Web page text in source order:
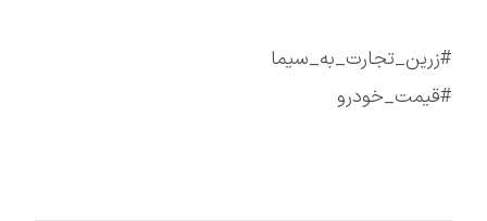
#زرین_تجارت_به_سیما
#قیمت_خودرو